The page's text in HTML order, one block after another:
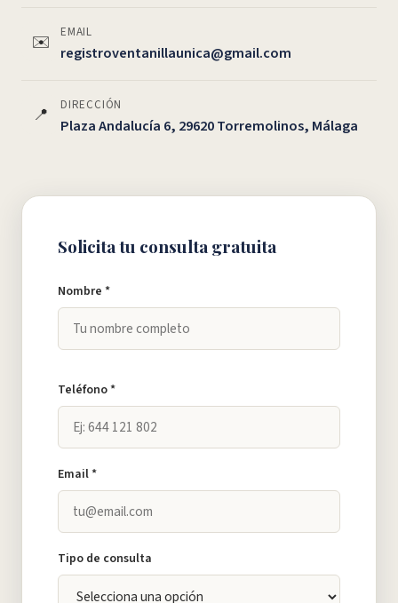
✉️ EMAIL
registroventanillaunica@gmail.com
📍 DIRECCIÓN
Plaza Andalucía 6, 29620 Torremolinos, Málaga
Solicita tu consulta gratuita
Nombre *
Teléfono *
Email *
Tipo de consulta